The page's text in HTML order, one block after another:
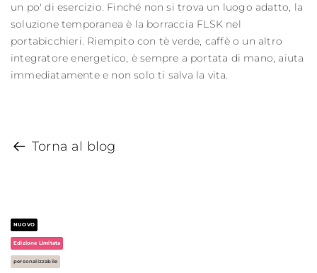
un po' di esercizio. Finché non si trova un luogo adatto, la
soluzione temporanea è la borraccia FLSK nel
portabicchieri. Riempito con tè verde, caffè o un altro
integratore energetico, è sempre a portata di mano, aiuta
immediatamente e non solo ti salva la vita.
Torna al blog
NUOVO
Edizione Limitata
personalizzabile